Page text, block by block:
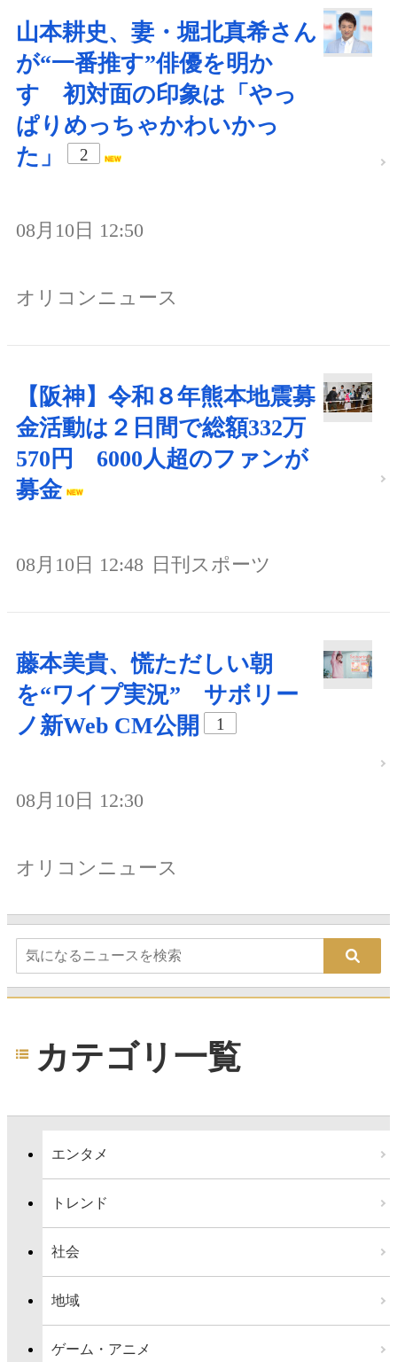
山本耕史、妻・堀北真希さん
が“一番推す”俳優を明か
す 初対面の印象は「やっ
ぱりめっちゃかわいかっ
た」
2
08月10日 12:50
オリコンニュース
【阪神】令和８年熊本地震募
金活動は２日間で総額332万
570円 6000人超のファンが
募金
08月10日 12:48 日刊スポーツ
藤本美貴、慌ただしい朝
を“ワイプ実況” サボリー
ノ新Web CM公開
1
08月10日 12:30
オリコンニュース
カテゴリ一覧
エンタメ
トレンド
社会
地域
ゲーム・アニメ